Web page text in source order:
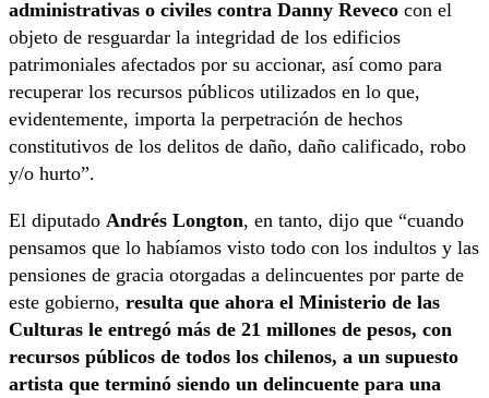
administrativas o civiles contra Danny Reveco con el
objeto de resguardar la integridad de los edificios
patrimoniales afectados por su accionar, así como para
recuperar los recursos públicos utilizados en lo que,
evidentemente, importa la perpetración de hechos
constitutivos de los delitos de daño, daño calificado, robo
y/o hurto”.
El diputado Andrés Longton, en tanto, dijo que “cuando
pensamos que lo habíamos visto todo con los indultos y las
pensiones de gracia otorgadas a delincuentes por parte de
este gobierno, resulta que ahora el Ministerio de las
Culturas le entregó más de 21 millones de pesos, con
recursos públicos de todos los chilenos, a un supuesto
artista que terminó siendo un delincuente para una